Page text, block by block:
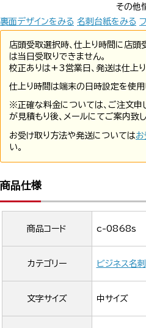
その他
裏面デザインをみる 名刺台紙をみる
店頭受取選択時、仕上り時間に店
は当日受取りできません。
校正ありは+3営業日、発送は仕上り
仕上り時間は端末の日時設定を使用
※正確な料金については、ご注文申
が見積もり後、メールにてご案内致し
お受け取り方法や発送についてはお
い。
商品仕様
商品コード c-0868s
カテゴリー ビジネス名刺
文字サイズ 中サイズ